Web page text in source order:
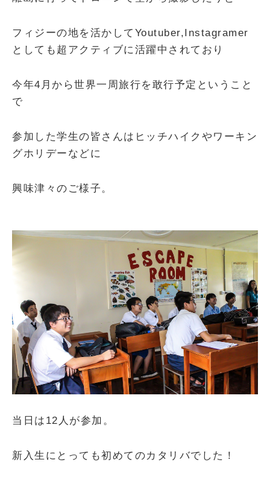
フィジーの地を活かしてYoutuber,Instagramer
としても超アクティブに活躍中されており
今年4月から世界一周旅行を敢行予定ということ
で
参加した学生の皆さんはヒッチハイクやワーキン
グホリデーなどに
興味津々のご様子。
当日は12人が参加。
新入生にとっても初めてのカタリバでした！